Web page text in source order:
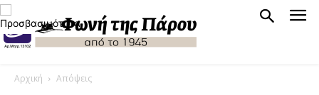
Αρχική Απόψεις